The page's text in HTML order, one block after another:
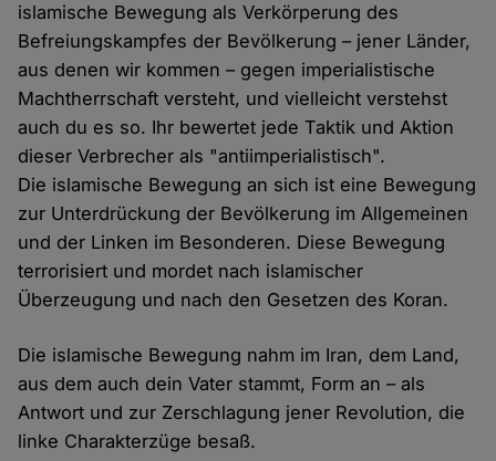
islamische Bewegung als Verkörperung des
Befreiungskampfes der Bevölkerung – jener Länder,
aus denen wir kommen – gegen imperialistische
Machtherrschaft versteht, und vielleicht verstehst
auch du es so. Ihr bewertet jede Taktik und Aktion
dieser Verbrecher als "antiimperialistisch".
Die islamische Bewegung an sich ist eine Bewegung
zur Unterdrückung der Bevölkerung im Allgemeinen
und der Linken im Besonderen. Diese Bewegung
terrorisiert und mordet nach islamischer
Überzeugung und nach den Gesetzen des Koran.
Die islamische Bewegung nahm im Iran, dem Land,
aus dem auch dein Vater stammt, Form an – als
Antwort und zur Zerschlagung jener Revolution, die
linke Charakterzüge besaß.